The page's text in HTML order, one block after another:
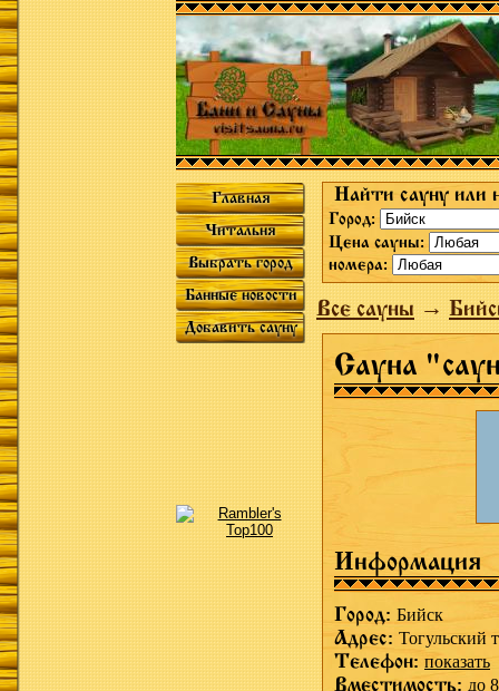
Главная
Читальня
Выбрать город
Банные новости
Добавить сауну
Найти сауну или
Город:
Цена сауны:
номера:
Все сауны→
Сауна
Информация
Город: Бийск
Адрес: Тогульский
Телефон: показать
Вместимость: до